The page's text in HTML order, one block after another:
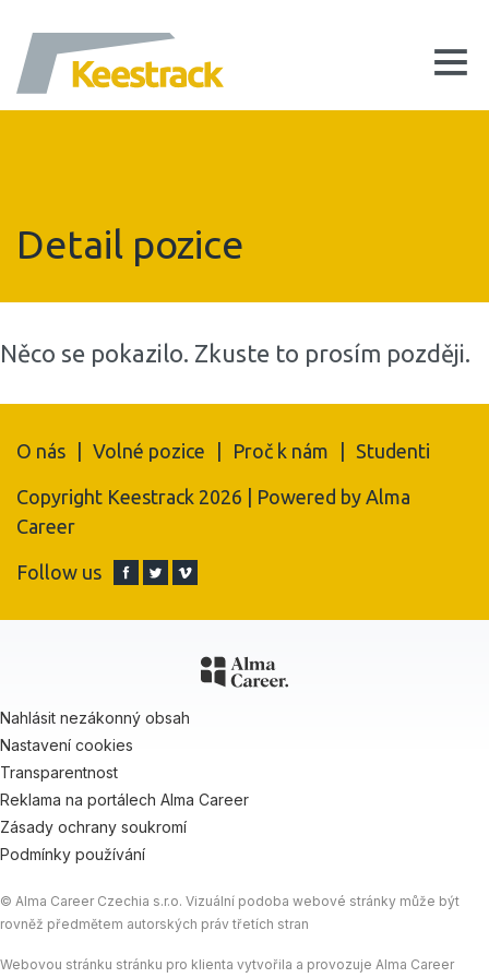
Detail pozice
Něco se pokazilo. Zkuste to prosím později.
O nás Volné pozice Proč k nám Studenti
Copyright Keestrack 2026 | Powered by Alma
Career
Follow us
Nahlásit nezákonný obsah
Nastavení cookies
Transparentnost
Reklama na portálech Alma Career
Zásady ochrany soukromí
Podmínky používání
© Alma Career Czechia s.r.o. Vizuální podoba webové stránky může být
rovněž předmětem autorských práv třetích stran
Webovou stránku stránku pro klienta vytvořila a provozuje Alma Career